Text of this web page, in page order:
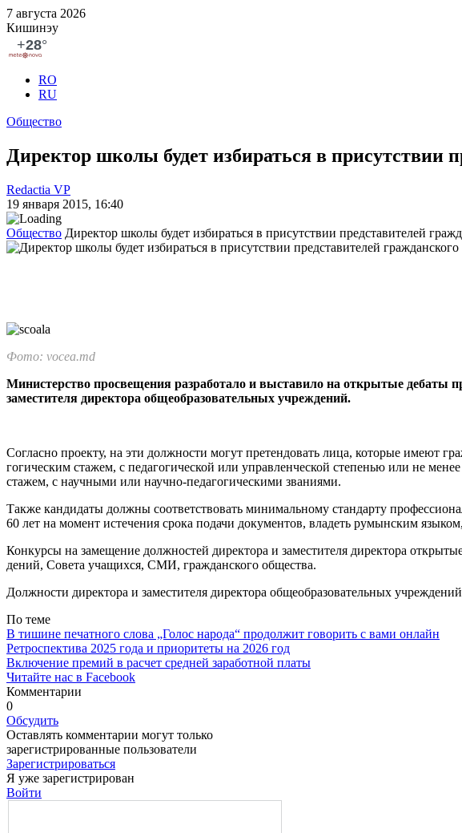
7 августа 2026
Кишинэу
RO
RU
Общество
Директор школы будет избираться в присутствии
Redactia VP
19 января 2015, 16:40
Общество Директор школы будет избираться в присутствии представителей
Фото: vocea.md
Министерство просвеще­ния разработало и выста­вило на открытые деба­ты
заместителя директора общеобразовательных уч­реждений.
Согласно проекту, на эти должности могут претендовать лица, которые имеют
гогическим стажем, с педагоги­ческой или управленческой сте­пенью или не
стажем, с научными или научно-педагогическими званиями.
Также кандидаты должны со­ответствовать минимальному стандарту
60 лет на момент исте­чения срока подачи докумен­тов, владеть румынским
Конкурсы на замещение долж­ностей директора и заместителя директора
дений, Совета учащихся, СМИ, гражданского общества.
Должности директора и замес­тителя директора общеобразова­тельных
По теме
В тишине печатного слова „Голос народа“ продолжит говорить с вами онлайн
Ретроспектива 2025 года и приоритеты на 2026 год
Включение премий в расчет средней заработной платы
Читайте нас в Facebook
Комментарии
0
Обсудить
Оставлять комментарии могут только
зарегистрированные пользователи
Зарегистрироваться
Я уже зарегистрирован
Войти